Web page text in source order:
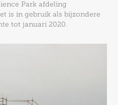
Park afdeling
is in gebruik als bijzondere
tot januari 2020.